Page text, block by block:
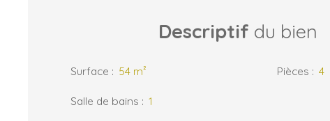
Descriptif du bien
Surface : 54 m² Pièces : 4
Salle de bains : 1